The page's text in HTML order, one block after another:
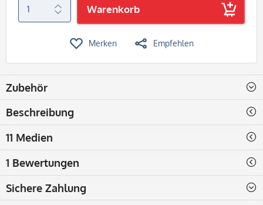
Warenkorb
Merken Empfehlen
Zubehör
Beschreibung
11 Medien
1 Bewertungen
Sichere Zahlung